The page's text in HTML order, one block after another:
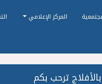
المركز الإعلامي
ترحب بكم